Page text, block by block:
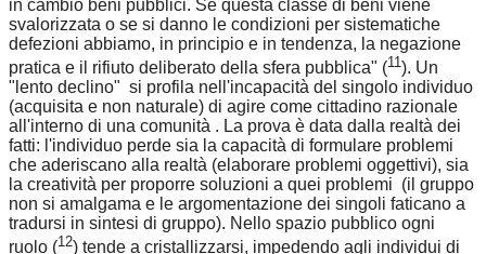
in cambio beni pubblici. Se questa classe di beni viene
svalorizzata o se si danno le condizioni per sistematiche
defezioni abbiamo, in principio e in tendenza, la negazione
pratica e il rifiuto deliberato della sfera pubblica" (11). Un
"lento declino" si profila nell'incapacità del singolo individuo
(acquisita e non naturale) di agire come cittadino razionale
all'interno di una comunità . La prova è data dalla realtà dei
fatti: l'individuo perde sia la capacità di formulare problemi
che aderiscano alla realtà (elaborare problemi oggettivi), sia
la creatività per proporre soluzioni a quei problemi (il gruppo
non si amalgama e le argomentazione dei singoli faticano a
tradursi in sintesi di gruppo). Nello spazio pubblico ogni
ruolo (12) tende a cristallizzarsi, impedendo agli individui di